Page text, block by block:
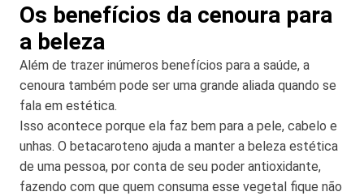
Os benefícios da cenoura para
a beleza
Além de trazer inúmeros benefícios para a saúde, a
cenoura também pode ser uma grande aliada quando se
fala em estética.
Isso acontece porque ela faz bem para a pele, cabelo e
unhas. O betacaroteno ajuda a manter a beleza estética
de uma pessoa, por conta de seu poder antioxidante,
fazendo com que quem consuma esse vegetal fique não